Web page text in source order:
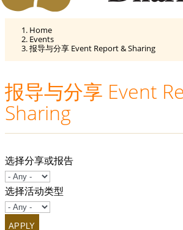
Home
Events
报导与分享 Event Report & Sharing
报导与分享 Event
Sharing
选择分享或报告
选择活动类型